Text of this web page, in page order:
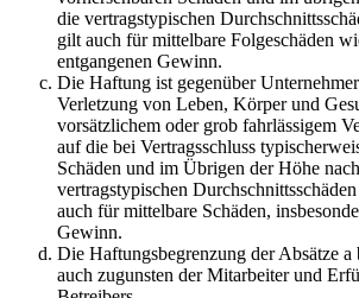
die vertragstypischen
gilt auch für mittelbare Folgeschäden
entgangenen Gewinn.
Die Haftung ist gegenüber
Verletzung von Leben, Körper und
vorsätzlichem oder grob fahrlässigem
auf die bei Vertragsschluss
Schäden und im Übrigen der Höhe
vertragstypischen
auch für mittelbare Schäden,
Gewinn.
Die Haftungsbegrenzung der Absätze
auch zugunsten der Mitarbeiter und